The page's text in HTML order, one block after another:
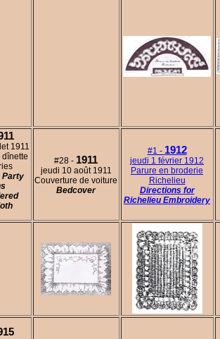
1911
dînette
Party
#28 - 1911
jeudi 10 août 1911
Couverture de voiture
Bedcover
#1 - 1912
jeudi 1 février 1912
Parure en broderie
Richelieu
Directions for
Richelieu Embroidery